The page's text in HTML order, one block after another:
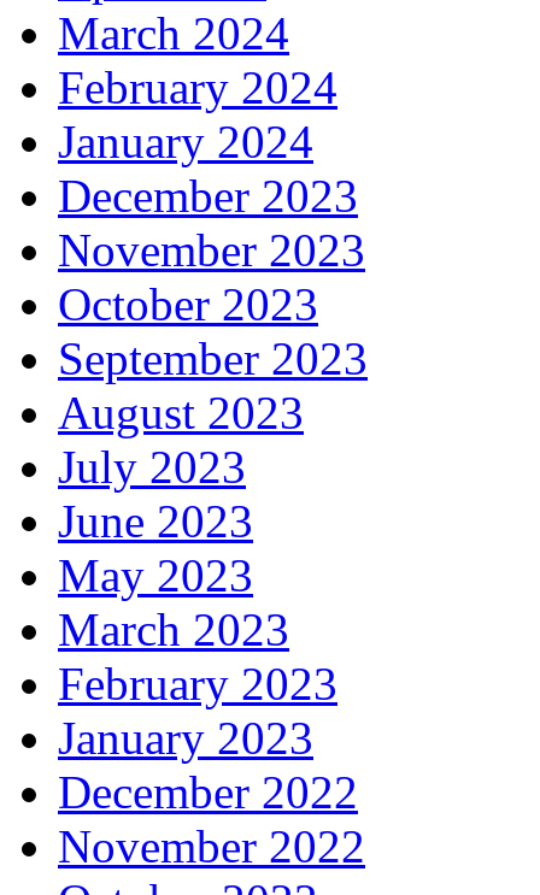
March 2024
February 2024
January 2024
December 2023
November 2023
October 2023
September 2023
August 2023
July 2023
June 2023
May 2023
March 2023
February 2023
January 2023
December 2022
November 2022